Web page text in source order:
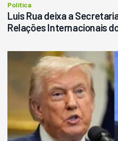
Política
Luis Rua deixa a
Relações Internacionais